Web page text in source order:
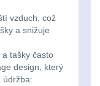
vzduch, což
a snižuje
a tašky často
design, který
údržba: